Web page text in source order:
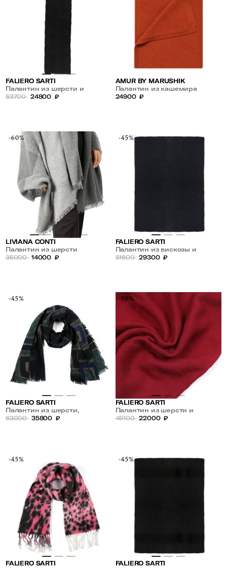
FALIERO SARTI
Палантин из шерсти и
кашемира
53700 24800 ₽
AMUR BY MARUSHIK
Палантин из кашемира
24900 ₽
-60%
LIVIANA CONTI
Палантин из шерсти
35000 14000 ₽
-45%
FALIERO SARTI
Палантин из вискозы и
кашемира
51600 29300 ₽
-45%
FALIERO SARTI
Палантин из шерсти,
кашемира и шелка
63000 35800 ₽
-50%
FALIERO SARTI
Палантин из шерсти и
кашемира
45100 22000 ₽
-45%
FALIERO SARTI
-45%
FALIERO SARTI